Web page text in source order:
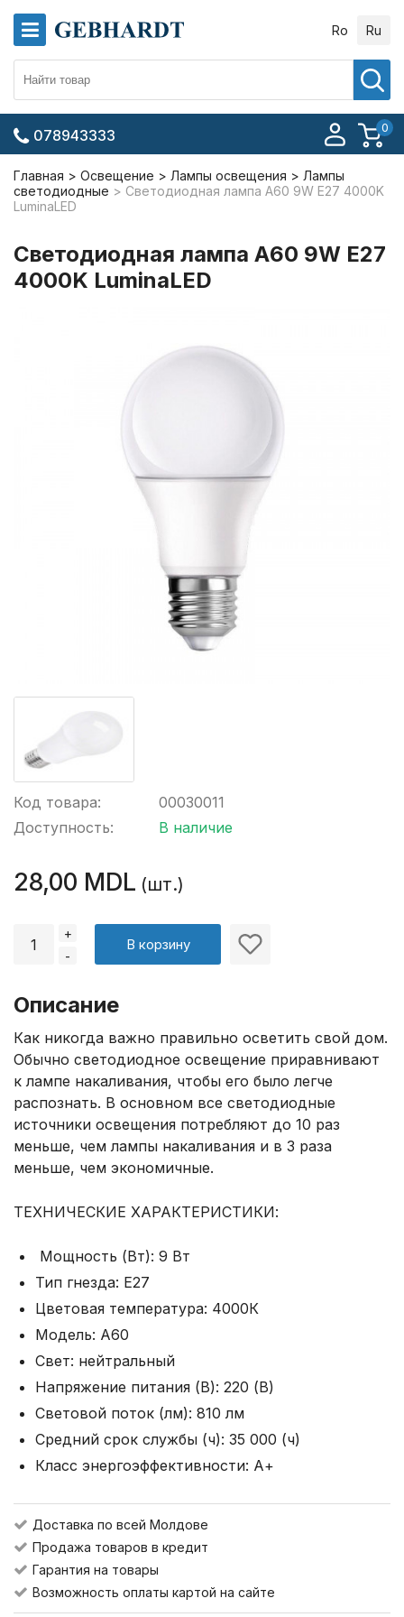
Ro Ru
0
078943333
Главная Освещение Лампы освещения
Лампы
светодиодные
Светодиодная лампа A60 9W E27 4000K
LuminaLED
Светодиодная лампа A60 9W E27
4000K LuminaLED
Код товара:
Доступность:
00030011
В наличие
28,00 MDL (шт.)
+
-
В корзину
Описание
Как никогда важно правильно осветить свой дом.
Обычно светодиодное освещение приравнивают
к лампе накаливания, чтобы его было легче
распознать. В основном все светодиодные
источники освещения потребляют до 10 раз
меньше, чем лампы накаливания и в 3 раза
меньше, чем экономичные.
ТЕХНИЧЕСКИЕ ХАРАКТЕРИСТИКИ:
Мощность (Вт): 9 Вт
Тип гнезда: E27
Цветовая температура: 4000К
Модель: A60
Свет: нейтральный
Напряжение питания (В): 220 (В)
Световой поток (лм): 810 лм
Средний срок службы (ч): 35 000 (ч)
Класс энергоэффективности: А+
Доставка по всей Молдове
Продажа товаров в кредит
Гарантия на товары
Возможность оплаты картой на сайте